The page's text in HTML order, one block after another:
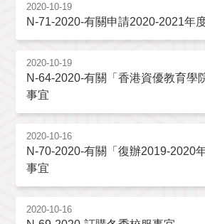
2020-10-19
N-71-2020-有關申請2020-2021年
2020-10-19
N-64-2020-有關「香港資優教育學
事宜
2020-10-16
N-70-2020-有關「復辦2019-2020
事宜
2020-10-16